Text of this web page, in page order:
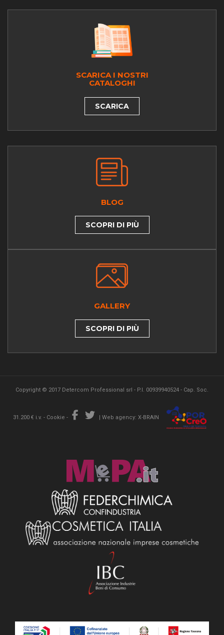
SCARICA I NOSTRI
CATALOGHI
SCARICA
BLOG
SCOPRI DI PIÙ
GALLERY
SCOPRI DI PIÙ
Copyright © 2017 Detercom Professional srl - P.I. 00939940524 - Cap. Soc.
31.200 € i.v. - Cookie - | Web agency: X-BRAIN